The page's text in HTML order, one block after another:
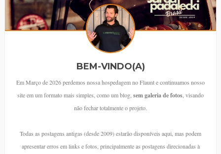
BEM-VINDO(A)
Em Março de 2026 perdemos nossa hospedagem no Flaunt e continuamos nosso
site em um formato mais simples, como um blog, sem galeria de fotos , visando
não fechar totalmente o projeto.
Todas as postagens antigas (desde 2009) estarão disponíveis aqui, mas podem
apresentar erros em links e fotos, principalmente as postagens direcionadas à